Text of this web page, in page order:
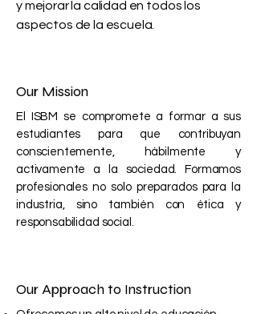
y mejorar la calidad en todos los
aspectos de la escuela.
Our Mission
El ISBM se compromete a formar a sus
estudiantes para que contribuyan
conscientemente, hábilmente y
activamente a la sociedad. Formamos
profesionales no solo preparados para la
industria, sino también con ética y
responsabilidad social.
Our Approach to Instruction